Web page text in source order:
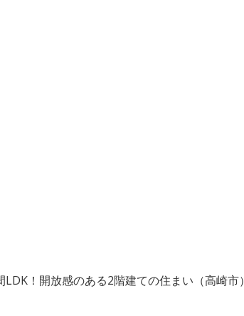
！開放感のある2階建ての住まい（高崎市）